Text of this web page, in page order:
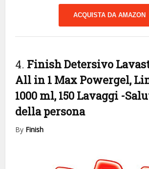
ACQUISTA DA AMAZON
4. Finish Detersivo
All in 1 Max Powergel,
1000 ml, 150 Lavaggi -
della persona
By Finish